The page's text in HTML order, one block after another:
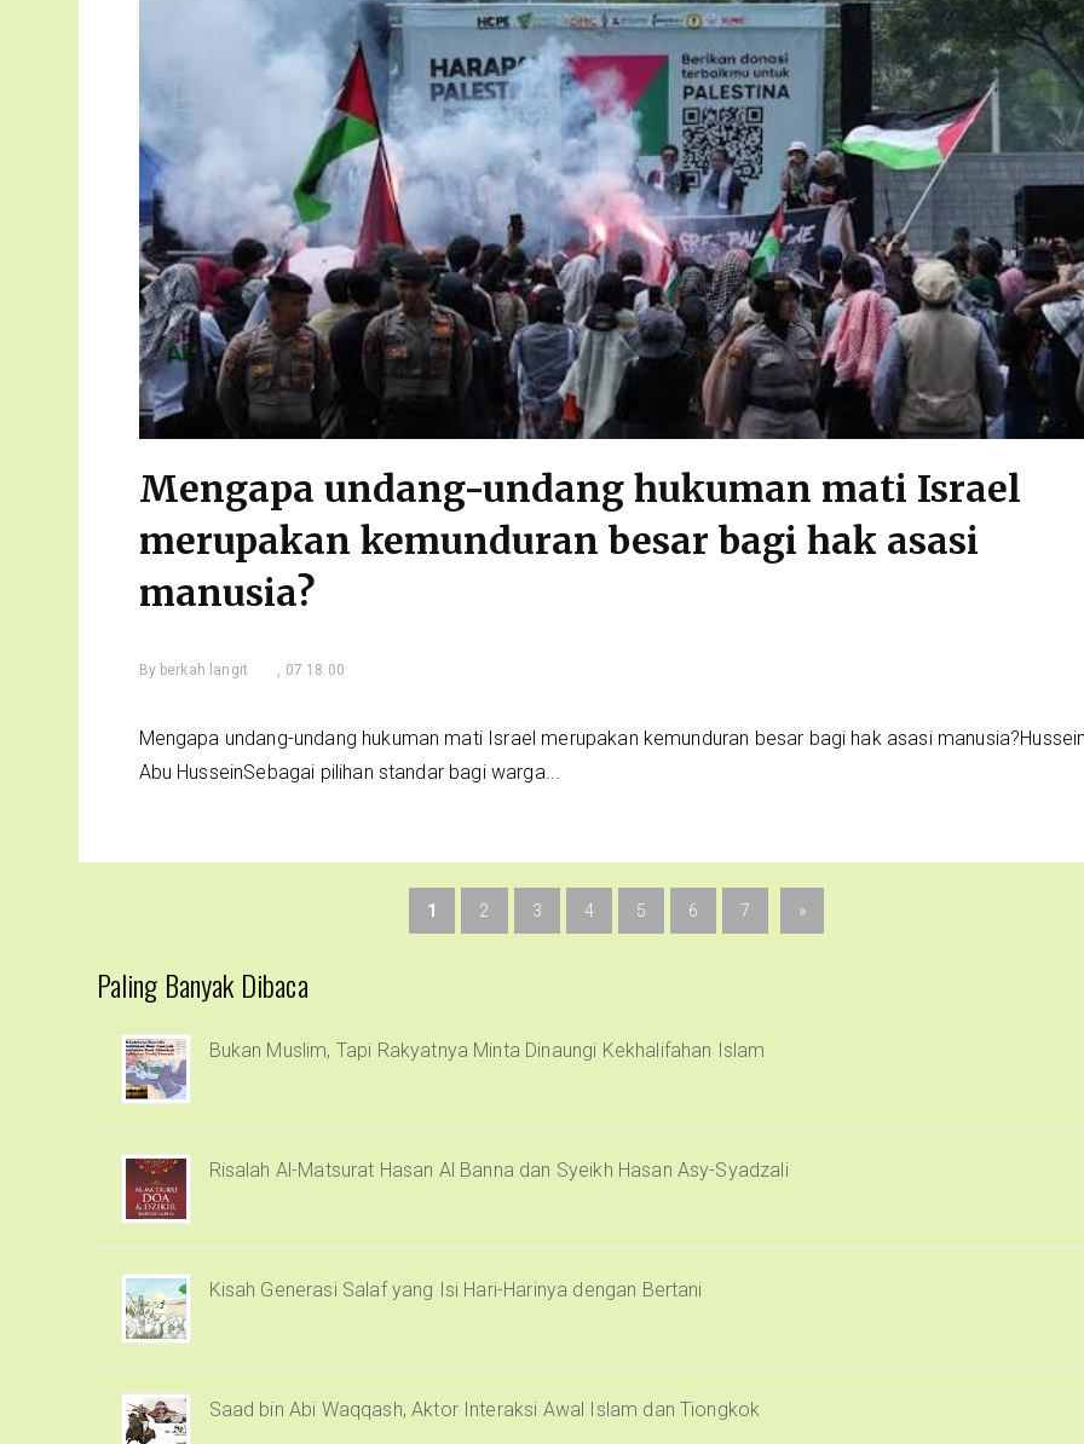
Mengapa undang-undang hukuman mati Israel
merupakan kemunduran besar bagi hak asasi
manusia?
By berkah langit , 07.18.00
Mengapa undang-undang hukuman mati Israel merupakan kemunduran besar bagi hak asasi
Abu HusseinSebagai pilihan standar bagi warga...
1 2 3 4 5 6 7 »
Paling Banyak Dibaca
Bukan Muslim, Tapi Rakyatnya Minta Dinaungi Kekhalifahan Islam
Risalah Al-Matsurat Hasan Al Banna dan Syeikh Hasan Asy-Syadzali
Kisah Generasi Salaf yang Isi Hari-Harinya dengan Bertani
Saad bin Abi Waqqash, Aktor Interaksi Awal Islam dan Tiongkok